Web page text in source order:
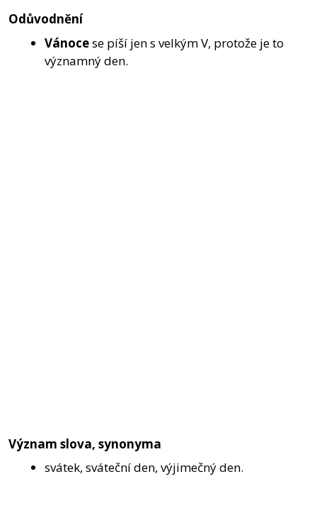
Odůvodnění
Vánocese píší jen s velkým V, protože je to
významný den.
Význam slova, synonyma
svátek, sváteční den, výjimečný den.